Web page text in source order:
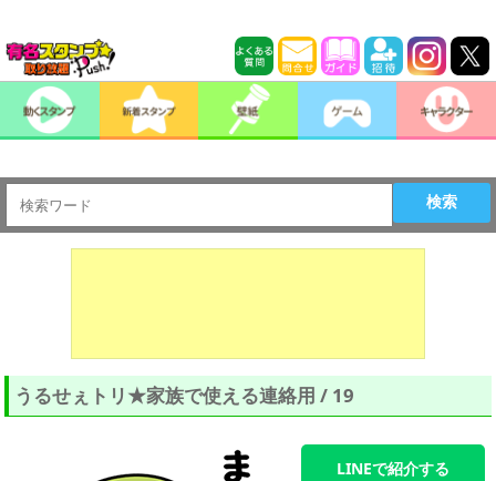
検索
うるせぇトリ★家族で使える連絡用 / 19
LINEで紹介する